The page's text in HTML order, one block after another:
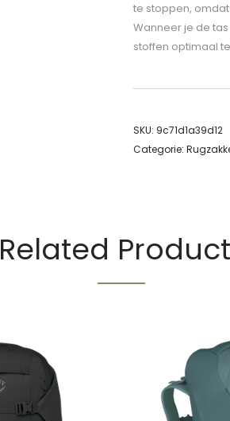
te stoppen,
Wanneer je de
stoffen optimaal
SKU: 9c71d1a39d12
Categorie:
Related